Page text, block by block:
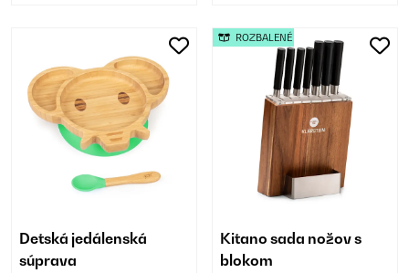
Detská jedálenská
súprava
Kitano sada nožov s
blokom
ROZBALENÉ